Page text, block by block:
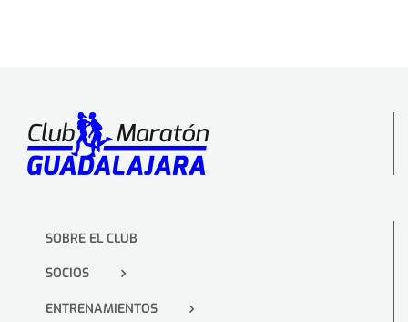
SOBRE EL CLUB
SOCIOS
ENTRENAMIENTOS